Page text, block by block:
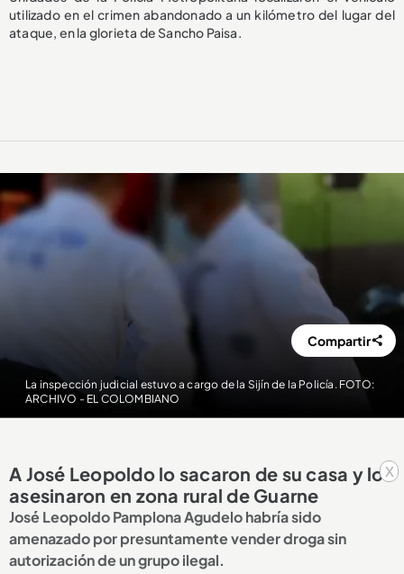
x
utilizado en el crimen abandonado a un kilómetro del lugar del
ataque, en la glorieta de Sancho Paisa.
La inspección judicial estuvo a cargo de la Sijín de la Policía. FOTO:
ARCHIVO - EL COLOMBIANO
Compartir
A José Leopoldo lo sacaron de su casa y lo
asesinaron en zona rural de Guarne
José Leopoldo Pamplona Agudelo habría sido
amenazado por presuntamente vender droga sin
autorización de un grupo ilegal.